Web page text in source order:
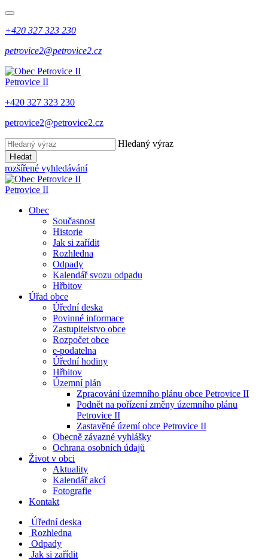
+420 327 323 230
petrovice2@petrovice2.cz
Petrovice II
+420 327 323 230
petrovice2@petrovice2.cz
Hledaný výraz
Hledat
rozšířené vyhledávání
Petrovice II
Obec
Současnost
Historie
Jak si zařídit
Rozhledna
Odpady
Kalendář svozu odpadu
Hřbitov
Úřad obce
Úřední deska
Povinné informace
Zastupitelstvo obce
Rozpočet obce
e-podatelna
Úřední hodiny
Hřbitov
Územní plán
Zpracování územního plánu obce Petrovice II
Podnět na pořízení změny územního plánu
Petrovice II
Zastavěné území obce Petrovice II
Obecně závazné vyhlášky
Ochrana osobních údajů
Život v obci
Aktuality
Kalendář akcí
Fotografie
Kontakt
Úřední deska
Rozhledna
Odpady
Jak si zařídit